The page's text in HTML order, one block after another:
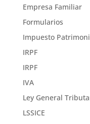
Empresa Familiar
Formularios
Impuesto
IRPF
IRPF
IVA
Ley General
LSSICE